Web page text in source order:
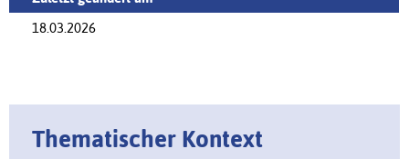
18.03.2026
Thematischer Kontext